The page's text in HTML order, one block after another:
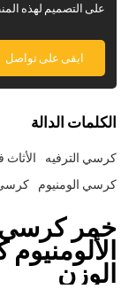
على التصميم لهذه
ابقى على تواصل
الكلمات الدالة
كرسي الترفيه
كرسي الومنيوم
كرسي
خمر كرسي
الوزن